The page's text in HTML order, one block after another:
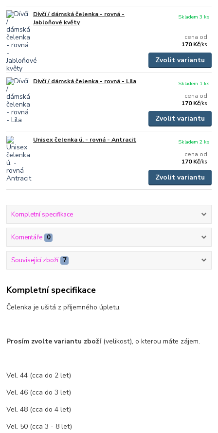
Dívčí / dámská čelenka - rovná -
Jabloňové květy
cena od
170 Kč/ks
Skladem 3 ks
Zvolit variantu
Dívčí / dámská čelenka - rovná - Lila
cena od
170 Kč/ks
Skladem 1 ks
Zvolit variantu
Unisex čelenka ú. - rovná - Antracit
cena od
170 Kč/ks
Skladem 2 ks
Zvolit variantu
Kompletní specifikace
Komentáře 0
Související zboží 7
Kompletní specifikace
Čelenka je ušitá z příjemného úpletu.
Prosím zvolte variantu zboží(velikost), o kterou máte zájem.
Vel. 44 (cca do 2 let)
Vel. 46 (cca do 3 let)
Vel. 48 (cca do 4 let)
Vel. 50 (cca 3 - 8 let)